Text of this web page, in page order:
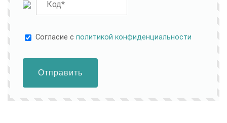
Cогласие сполитикой конфиденциальности
Отправить